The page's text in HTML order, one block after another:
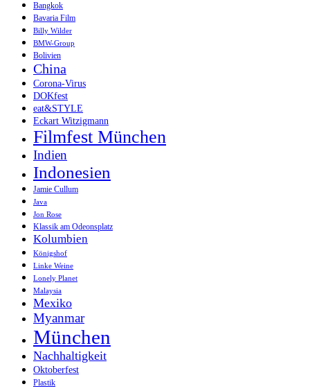
Bangkok
Bavaria Film
Billy Wilder
BMW-Group
Bolivien
China
Corona-Virus
DOKfest
eat&STYLE
Eckart Witzigmann
Filmfest München
Indien
Indonesien
Jamie Cullum
Java
Jon Rose
Klassik am Odeonsplatz
Kolumbien
Königshof
Linke Weine
Lonely Planet
Malaysia
Mexiko
Myanmar
München
Nachhaltigkeit
Oktoberfest
Plastik